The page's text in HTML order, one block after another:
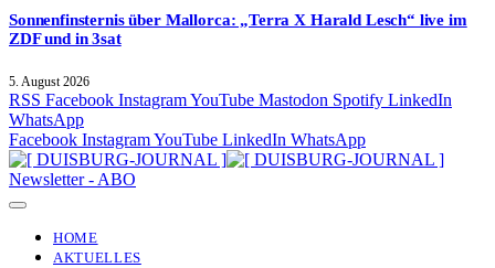
Sonnenfinsternis über Mallorca: „Terra X Harald Lesch“ live im
ZDF und in 3sat
5. August 2026
RSS Facebook InstagramYouTube Mastodon Spotify LinkedIn
WhatsApp
Facebook InstagramYouTube LinkedIn WhatsApp
Newsletter - ABO
HOME
AKTUELLES